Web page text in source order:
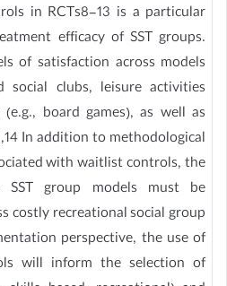
in RCTs8-13 is a particular
efficacy of SST groups.
of satisfaction across models
social clubs, leisure activities
board games), as well as
In addition to methodological
with waitlist controls, the
SST group models must be
costly recreational social group
perspective, the use of
will inform the selection of